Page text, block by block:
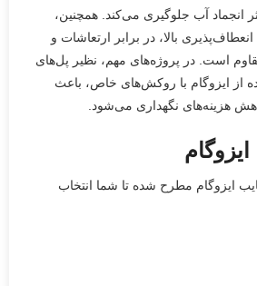
انجماد آب جلوگیری می‌کند. همچنین،
بالا، در برابر ارتعاشات و
است. در پروژه‌های مهم، نظیر پل‌های
از ایزوگام با روکش‌های خاص، باعث
هزینه‌های نگهداری می‌شود.
ایزوگام مطرح شده تا شما انتخاب